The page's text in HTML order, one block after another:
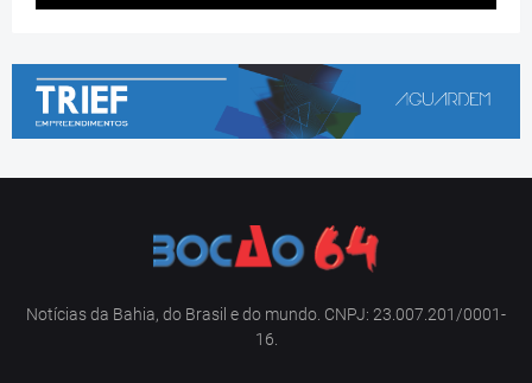
Notícias da Bahia, do Brasil e do mundo. CNPJ: 23.007.201/0001-
16.